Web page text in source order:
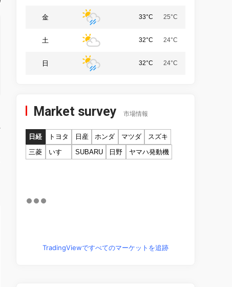
金 33°C 25°C
土 32°C 24°C
日 32°C 24°C
Market survey 市場情報
日経 トヨタ 日産 ホンダ マツダ
スズキ
三菱
いすゞ SUBARU 日野 ヤマハ発動機
TradingViewですべてのマーケットを追跡